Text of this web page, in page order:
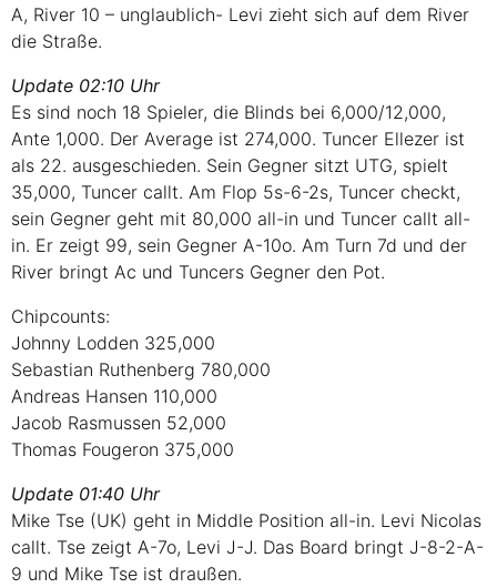
A, River 10 – unglaublich- Levi zieht sich auf dem River
die Straße.
Update 02:10 Uhr
Es sind noch 18 Spieler, die Blinds bei 6,000/12,000,
Ante 1,000. Der Average ist 274,000. Tuncer Ellezer ist
als 22. ausgeschieden. Sein Gegner sitzt UTG, spielt
35,000, Tuncer callt. Am Flop 5s-6-2s, Tuncer checkt,
sein Gegner geht mit 80,000 all-in und Tuncer callt all-
in. Er zeigt 99, sein Gegner A-10o. Am Turn 7d und der
River bringt Ac und Tuncers Gegner den Pot.
Chipcounts:
Johnny Lodden 325,000
Sebastian Ruthenberg 780,000
Andreas Hansen 110,000
Jacob Rasmussen 52,000
Thomas Fougeron 375,000
Update 01:40 Uhr
Mike Tse (UK) geht in Middle Position all-in. Levi Nicolas
callt. Tse zeigt A-7o, Levi J-J. Das Board bringt J-8-2-A-
9 und Mike Tse ist draußen.